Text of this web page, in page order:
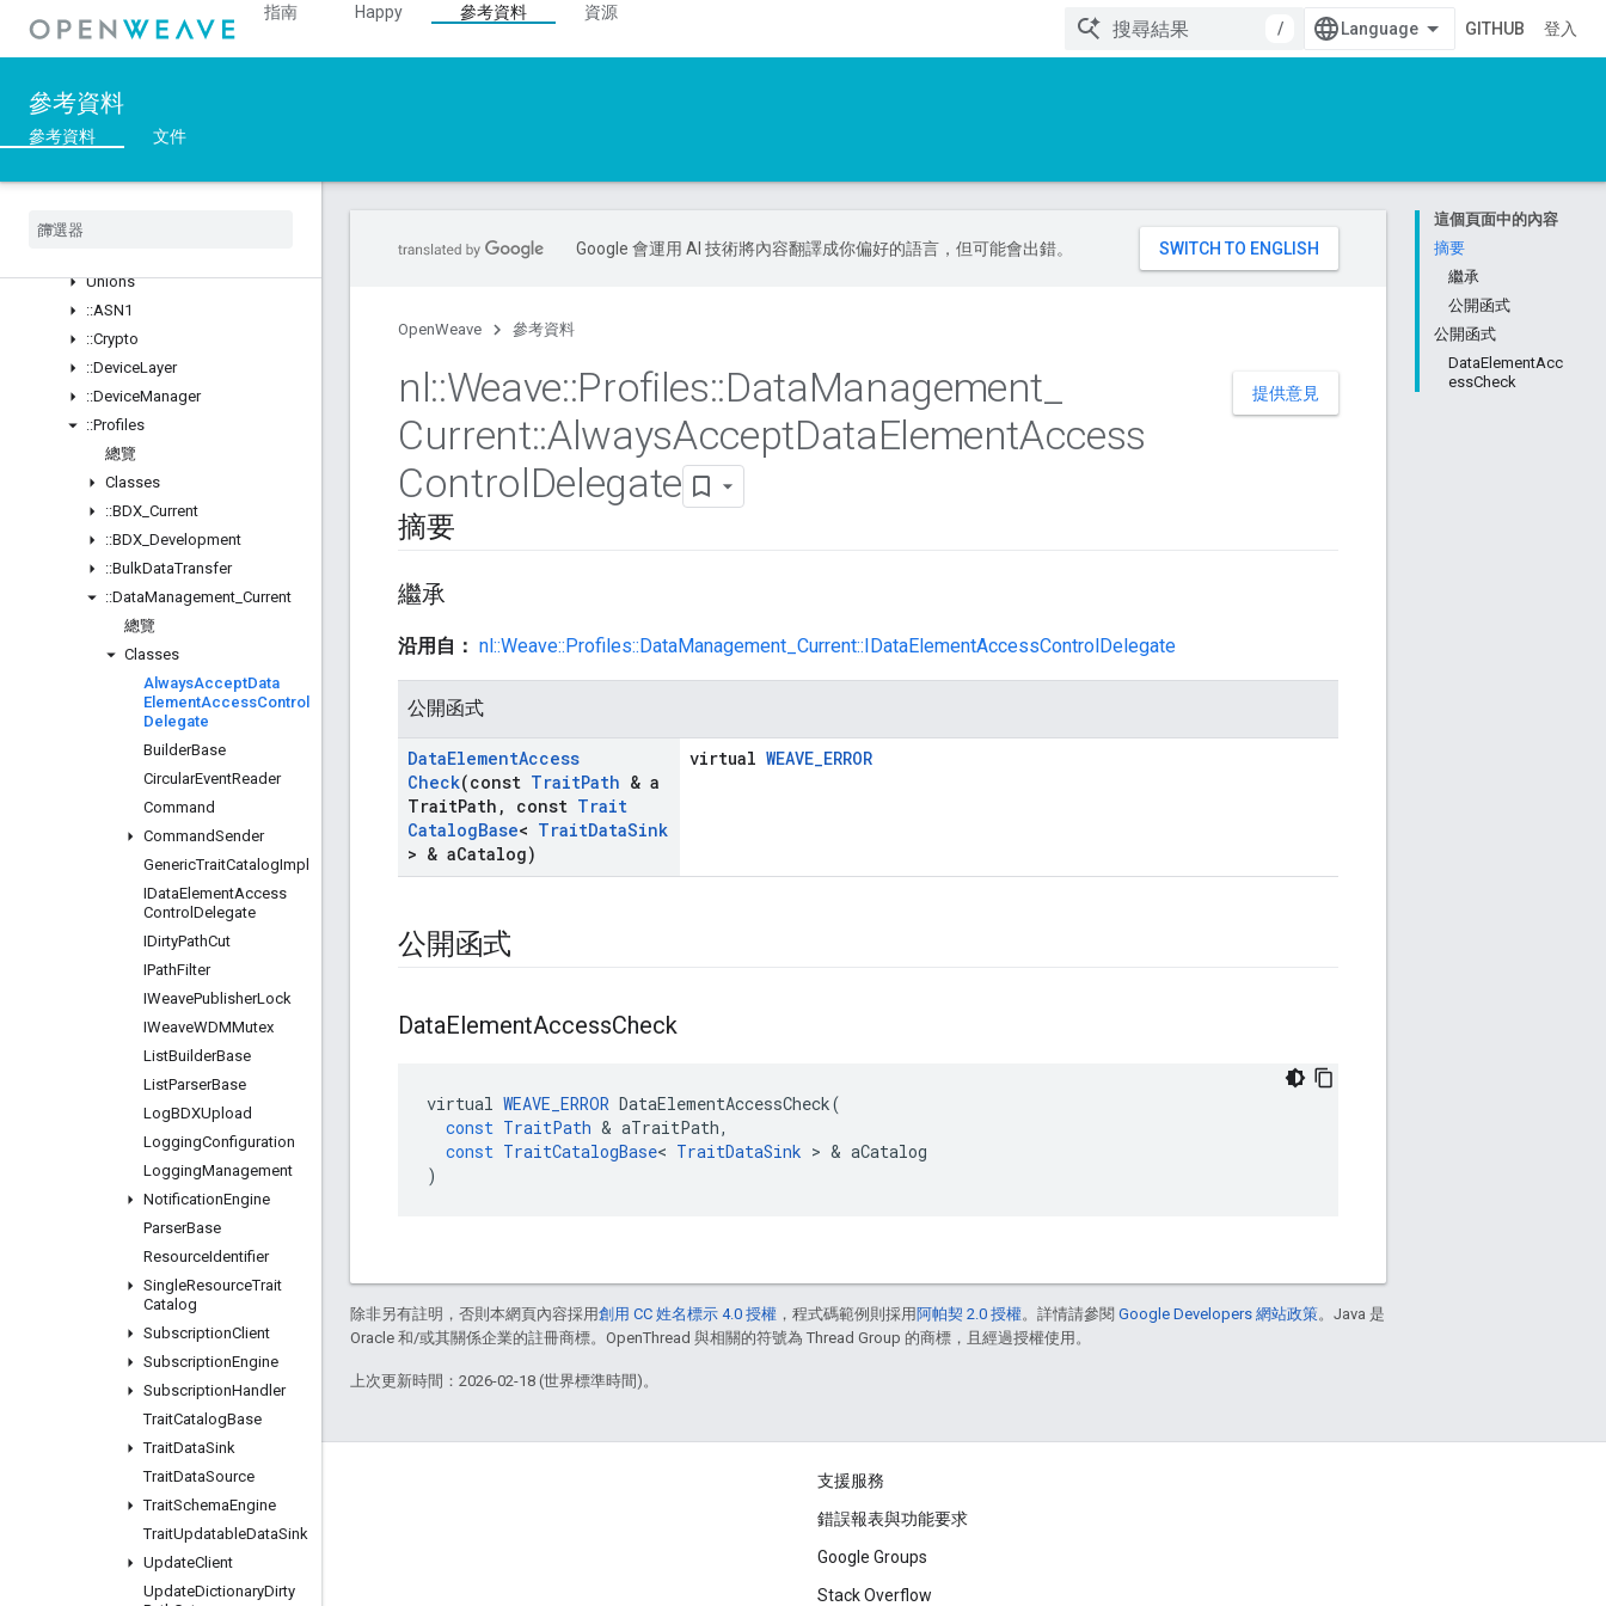
指南 Happy 參考資料
資源
/
GITHUB 登入
參考資料
參考資料 文件
總覽
::Ble
::Inet
Unions
::ASN1
::Crypto
::DeviceLayer
::DeviceManager
::Profiles
總覽
Classes
::BDX Current
::BDX Development
::BulkDataTransfer
::DataManagement Current
總覽
Classes
AlwaysAcceptData
ElementAccessControl
Delegate
BuilderBase
CircularEventReader
Command
CommandSender
GenericTraitCatalogImpl
IDataElementAccess
Control Delegate
IDirtyPathCut
IPathFilter
IWeavePublisherLock
IWeaveWDMMutex
ListBuilderBase
ListParserBase
LogBDXUpload
LoggingConfiguration
LoggingManagement
NotificationEngine
ParserBase
ResourceIdentifier
SingleResourceTrait
Catalog
SubscriptionClient
SubscriptionEngine
SubscriptionHandler
TraitCatalogBase
TraitDataSink
TraitDataSource
TraitSchemaEngine
TraitUpdatableDataSink
UpdateClient
UpdateDictionaryDirty
這個頁面中的內容
摘要
繼承
公開函式
公開函式
DataElementAcc
essCheck
Google 會運用 AI 技術將內容翻譯成你偏好的語言，但可能會出錯。
OpenWeave 參考資料
提供意見
nl::Weave::Profiles::DataManagement
Current::AlwaysAcceptDataElementAccess
ControlDelegate
摘要
繼承
沿用自： nl::Weave::Profiles::DataManagement_Current::IDataElementAccessControlDelegate
公開函式
DataElementAccess
Check(const TraitPath & a
TraitPath , const Trait
CatalogBase< TraitDataSink
> & aCatalog)
virtual WEAVE_ERROR
公開函式
DataElementAccessCheck
virtual WEAVE_ERROR DataElementAccessCheck(
const TraitPath & aTraitPath,
const TraitCatalogBase< TraitDataSink > & aCatalog
)
除非另有註明，否則本網頁內容採用創用 CC 姓名標示 4.0 授權 ，程式碼範例則採用 阿帕契 2.0 授權。詳情請參閱 Google Developers 網站政策。Java 是
Oracle 和/或其關係企業的註冊商標。OpenThread 與相關的符號為 Thread Group 的商標，且經過授權使用。
上次更新時間：2026-02-18 (世界標準時間)。
支援服務
錯誤報表與功能要求
Google Groups
Stack Overflow